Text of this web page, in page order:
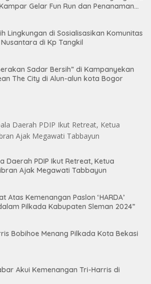
Gelar Fun Run dan Penanaman
Lingkungan di Sosialisasikan Komunitas
di Kp Tangkil
Sadar Bersih” di Kampanyekan
The City di Alun-alun kota Bogor
Daerah PDIP Ikut Retreat, Ketua
Ajak Megawati Tabbayun
Atas Kemenangan Paslon ‘HARDA’
Pilkada Kabupaten Sleman 2024”
Bobihoe Menang Pilkada Kota Bekasi
Akui Kemenangan Tri-Harris di